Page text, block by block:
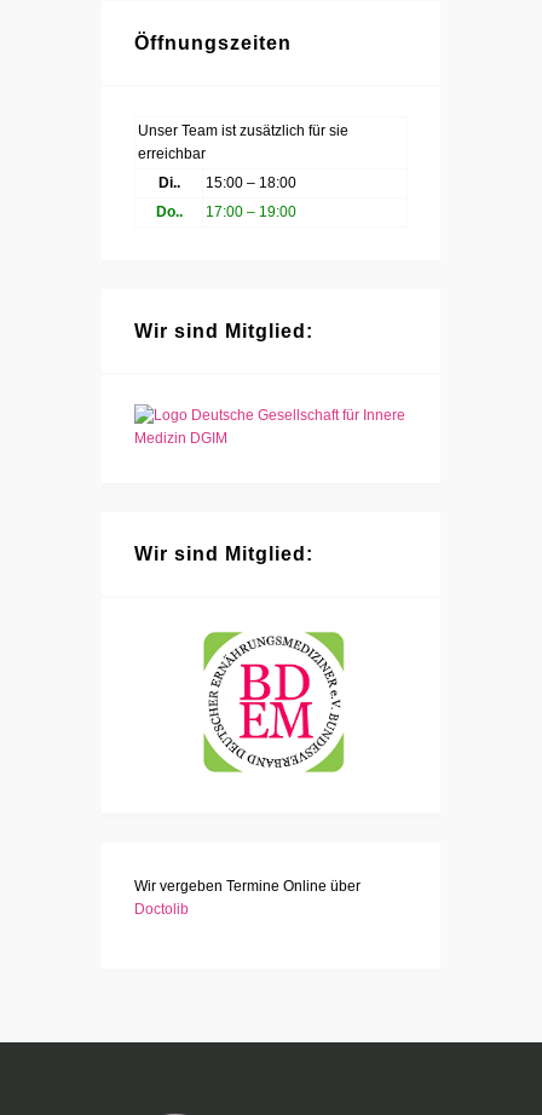
Öffnungszeiten
Unser Team ist zusätzlich für sie
erreichbar
Di..
15:00 – 18:00
Do..
17:00 – 19:00
Wir sind Mitglied:
Wir sind Mitglied:
Wir vergeben Termine Online über
Doctolib